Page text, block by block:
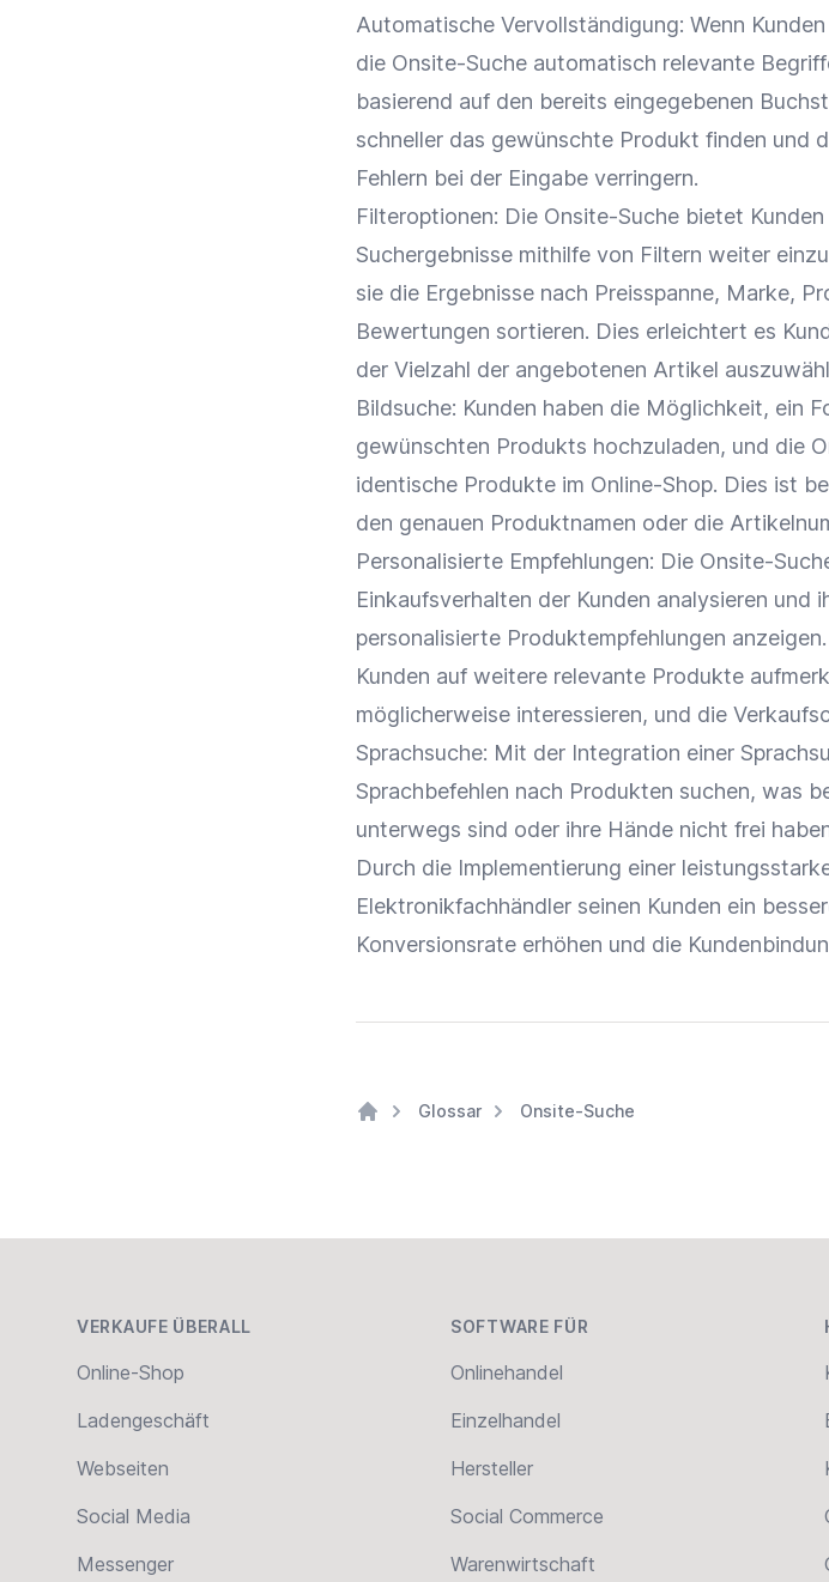
Automatische Vervollständigung: Wenn
die Onsite-Suche automatisch relevante
basierend auf den bereits eingegebenen
schneller das gewünschte Produkt finden und
Fehlern bei der Eingabe verringern.
Filteroptionen: Die Onsite-Suche bietet
Suchergebnisse mithilfe von Filtern weiter
sie die Ergebnisse nach Preisspanne, Marke,
Bewertungen sortieren. Dies erleichtert es
der Vielzahl der angebotenen Artikel
Bildsuche: Kunden haben die Möglichkeit, ein
gewünschten Produkts hochzuladen, und die
identische Produkte im Online-Shop. Dies ist
den genauen Produktnamen oder die
Personalisierte Empfehlungen: Die Onsite-
Einkaufsverhalten der Kunden analysieren und
personalisierte Produktempfehlungen anzeigen
Kunden auf weitere relevante Produkte
möglicherweise interessieren, und die
Sprachsuche: Mit der Integration einer
Sprachbefehlen nach Produkten suchen, was
unterwegs sind oder ihre Hände nicht frei
Durch die Implementierung einer
Elektronikfachhändler seinen Kunden ein
Konversionsrate erhöhen und die
Glossar Onsite-Suche
VERKAUFE ÜBERALL
Online-Shop
Ladengeschäft
Webseiten
Social Media
Messenger
SOFTWARE FÜR
Onlinehandel
Einzelhandel
Hersteller
Social Commerce
Warenwirtschaft